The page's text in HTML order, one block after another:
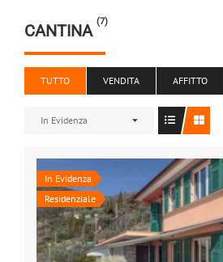
CANTINA (7)
TUTTO VENDITA AFFITTO
In Evidenza
In Evidenza
Residenziale